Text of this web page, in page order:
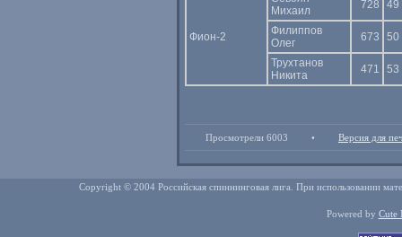
Фион-2
Михаил
728 49
Филиппов
Олег
673 50
Трухтанов
Никита
471 53
Просмотрели 6003 • Версия для
Copyright © 2004 Российская спиннинговая лига. При использовании
Powered by Cute